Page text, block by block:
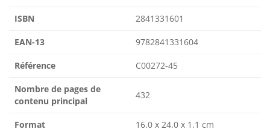
ISBN 2841331601
EAN-13 9782841331604
Référence C00272-45
Nombre de pages de
contenu principal
432
Format 16.0 x 24.0 x 1.1 cm